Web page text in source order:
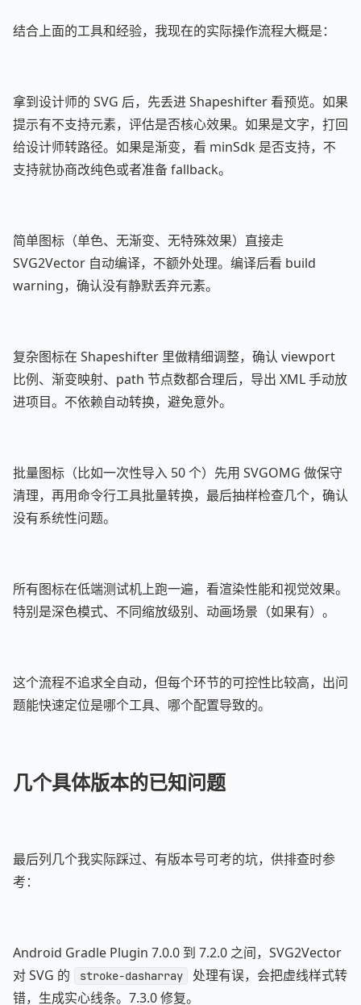
结合上面的工具和经验，我现在的实际操作流程大概是：
拿到设计师的 SVG 后，先丢进 Shapeshifter 看预览。如果
提示有不支持元素，评估是否核心效果。如果是文字，打回
给设计师转路径。如果是渐变，看 minSdk 是否支持，不
支持就协商改纯色或者准备 fallback。
简单图标（单色、无渐变、无特殊效果）直接走
SVG2Vector 自动编译，不额外处理。编译后看 build
warning，确认没有静默丢弃元素。
复杂图标在 Shapeshifter 里做精细调整，确认 viewport
比例、渐变映射、path 节点数都合理后，导出 XML 手动放
进项目。不依赖自动转换，避免意外。
批量图标（比如一次性导入 50 个）先用 SVGOMG 做保守
清理，再用命令行工具批量转换，最后抽样检查几个，确认
没有系统性问题。
所有图标在低端测试机上跑一遍，看渲染性能和视觉效果。
特别是深色模式、不同缩放级别、动画场景（如果有）。
这个流程不追求全自动，但每个环节的可控性比较高，出问
题能快速定位是哪个工具、哪个配置导致的。
几个具体版本的已知问题
最后列几个我实际踩过、有版本号可考的坑，供排查时参
考：
Android Gradle Plugin 7.0.0 到 7.2.0 之间，SVG2Vector
对 SVG 的
stroke-dasharray
处理有误，会把虚线样式转
错，生成实心线条。7.3.0 修复。